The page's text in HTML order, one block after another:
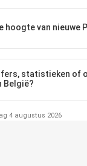
hoogte van nieuwe
statistieken of
België?
4 augustus 2026